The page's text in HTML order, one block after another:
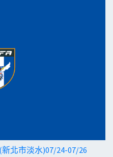
北市淡水)07/24-07/26